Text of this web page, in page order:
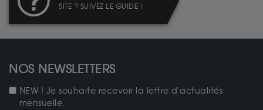
SITE ? SUIVEZ LE GUIDE !
NOS NEWSLETTERS
NEW ! Je souhaite recevoir la lettre d'actualités
mensuelle.